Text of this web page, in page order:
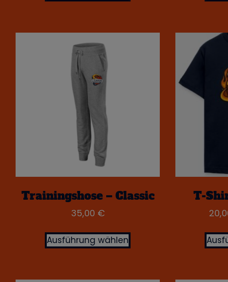
Trainingshose – Classic
35,00 €
Ausführung wählen
T-